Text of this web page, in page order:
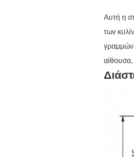
Αυτή η
των
γραμμών
αίθουσα,